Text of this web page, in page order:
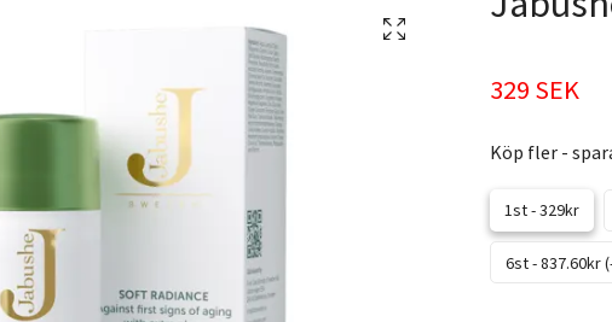
329 SEK
Köp fler -
1st - 329kr
6st - 837.60kr